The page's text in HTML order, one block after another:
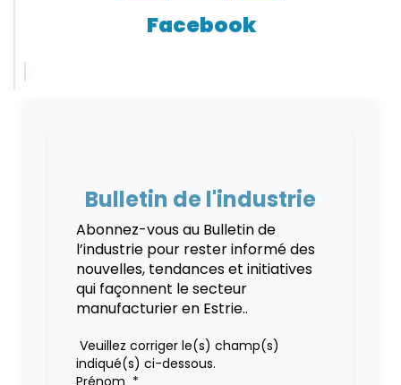
Facebook
Bulletin de l'industrie
Abonnez-vous au Bulletin de
l’industrie pour rester informé des
nouvelles, tendances et initiatives
qui façonnent le secteur
manufacturier en Estrie..
Veuillez corriger le(s) champ(s)
indiqué(s) ci-dessous.
Prénom *